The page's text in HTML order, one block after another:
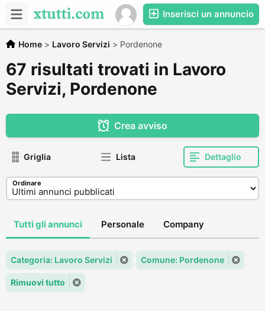
Inserisci un annuncio
Home > Lavoro Servizi > Pordenone
67 risultati trovati in Lavoro
Servizi, Pordenone
Crea avviso
Griglia Lista Dettaglio
Ordinare
Tutti gli annunci Personale Company
Categoria: Lavoro Servizi Comune: Pordenone
Rimuovi tutto